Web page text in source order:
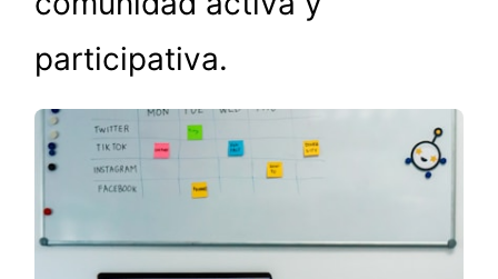
participativa.